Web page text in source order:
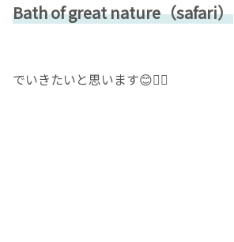
Bath of great nature（safari）
でいきたいと思います😊✌🏻